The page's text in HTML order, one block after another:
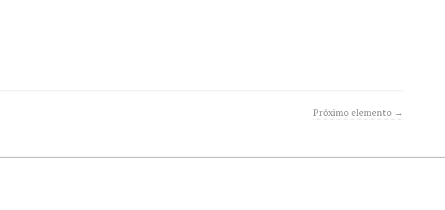
Próximo elemento →